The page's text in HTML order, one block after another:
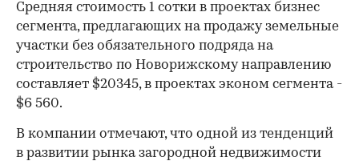
Средняя стоимость 1 сотки в проектах бизнес
сегмента, предлагающих на продажу земельные
участки без обязательного подряда на
строительство по Новорижскому направлению
составляет $20345, в проектах эконом сегмента -
$6 560.
В компании отмечают, что одной из тенденций
в развитии рынка загородной недвижимости